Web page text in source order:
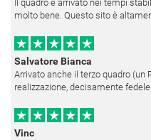
Il quadro è arrivato nei tempi
molto bene. Questo sito è
Salvatore Bianca
Arrivato anche il terzo quadro (un
realizzazione, decisamente
appesi
Vinc